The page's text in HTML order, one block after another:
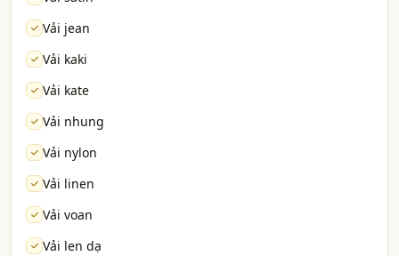
Vải jean
Vải kaki
Vải kate
Vải nhung
Vải nylon
Vải linen
Vải voan
Vải len dạ